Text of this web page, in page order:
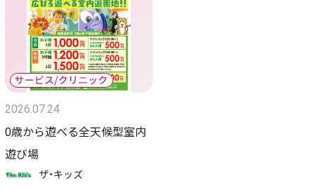
2026.07.24
0歳から遊べる全天候型室内
遊び場
ザ・キッズ